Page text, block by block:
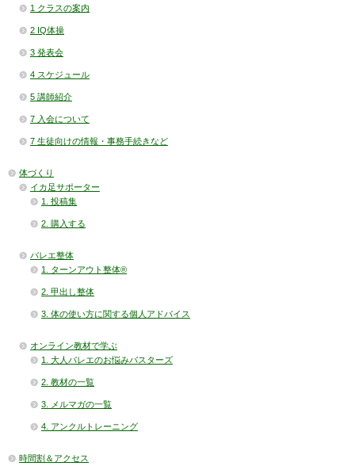
1 クラスの案内
2 IQ体操
3 発表会
4 スケジュール
5 講師紹介
7 入会について
7 生徒向けの情報・事務手続きなど
体づくり
イカ足サポーター
1. 投稿集
2. 購入する
バレエ整体
1. ターンアウト整体®
2. 甲出し整体
3. 体の使い方に関する個人アドバイス
オンライン教材で学ぶ
1. 大人バレエのお悩みバスターズ
2. 教材の一覧
3. メルマガの一覧
4. アンクルトレーニング
時間割＆アクセス